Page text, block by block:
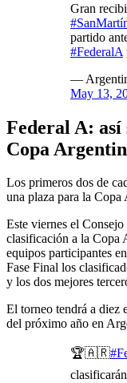
Gran
partido
#FederalA
—
May 13,
Federal A: así
Copa
Los primeros dos de
una plaza para la Copa
Este viernes el
clasificación a la Copa
equipos participantes
Fase Final los
y los dos mejores
El torneo tendrá a diez
del próximo año en
🏆🇦🇷